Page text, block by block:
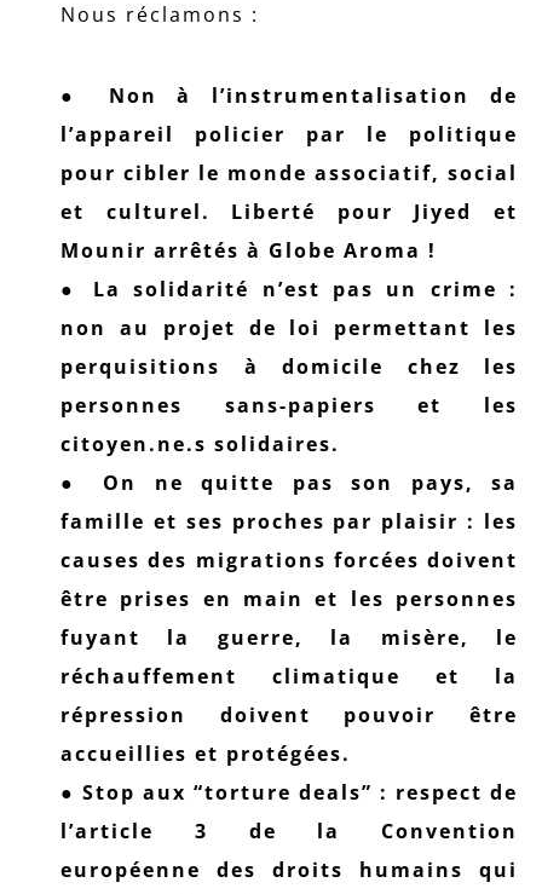
Nous réclamons :
● Non à l’instrumentalisation de
l’appareil policier par le politique
pour cibler le monde associatif, social
et culturel. Liberté pour Jiyed et
Mounir arrêtés à Globe Aroma !
● La solidarité n’est pas un crime :
non au projet de loi permettant les
perquisitions à domicile chez les
personnes sans-papiers et les
citoyen.ne.s solidaires.
● On ne quitte pas son pays, sa
famille et ses proches par plaisir : les
causes des migrations forcées doivent
être prises en main et les personnes
fuyant la guerre, la misère, le
réchauffement climatique et la
répression doivent pouvoir être
accueillies et protégées.
● Stop aux “torture deals” : respect de
l’article 3 de la Convention
européenne des droits humains qui